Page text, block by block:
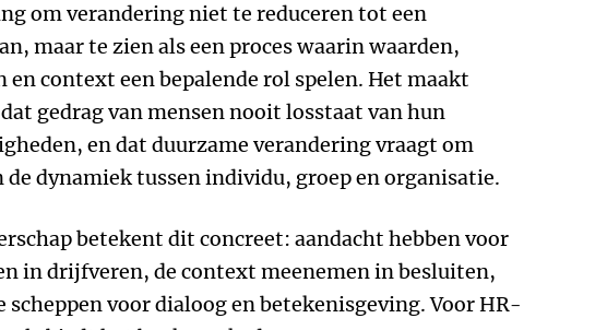
om verandering niet te reduceren tot een
maar te zien als een proces waarin waarden,
en context een bepalende rol spelen. Het maakt
gedrag van mensen nooit losstaat van hun
en dat duurzame verandering vraagt om
dynamiek tussen individu, groep en organisatie.
betekent dit concreet: aandacht hebben voor
in drijfveren, de context meenemen in besluiten,
scheppen voor dialoog en betekenisgeving. Voor HR-